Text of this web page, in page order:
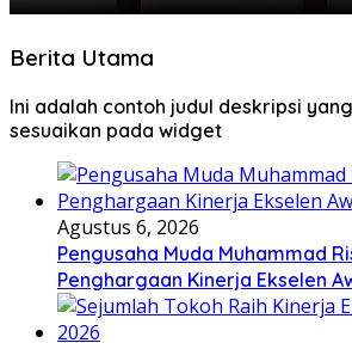
Berita Utama
Ini adalah contoh judul deskripsi
sesuaikan pada widget
Agustus 6, 2026
Pengusaha Muda Muhammad
Penghargaan Kinerja Ekselen